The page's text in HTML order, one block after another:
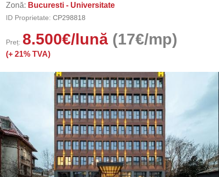
Zonă: Bucuresti - Universitate
ID Proprietate: CP298818
Preț: 8.500€/lună (17€/mp)
(+ 21% TVA)